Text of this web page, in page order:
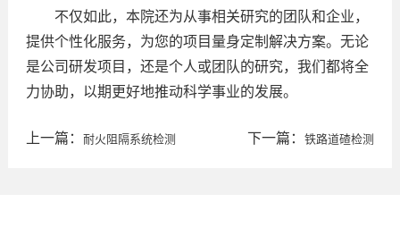
不仅如此，本院还为从事相关研究的团队和企业，
提供个性化服务，为您的项目量身定制解决方案。无论
是公司研发项目，还是个人或团队的研究，我们都将全
力协助，以期更好地推动科学事业的发展。
上一篇： 耐火阻隔系统检测 下一篇：铁路道碴检测